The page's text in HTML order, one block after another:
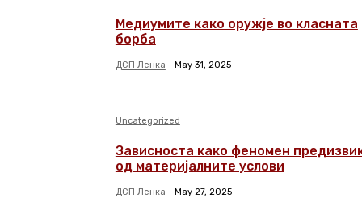
Медиумите како оружје во класната
борба
ДСП Ленка - May 31, 2025
Uncategorized
Зависноста како феномен
од материјалните услови
ДСП Ленка - May 27, 2025